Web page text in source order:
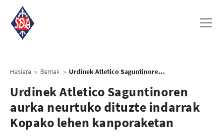
Hasiera > Berriak > Urdinek Atletico Saguntinoren aurka neurtuko dituzte indarrak Kopako lehen kanporaketan
Urdinek Atletico Saguntinoren
aurka neurtuko dituzte indarrak
Kopako lehen kanporaketan